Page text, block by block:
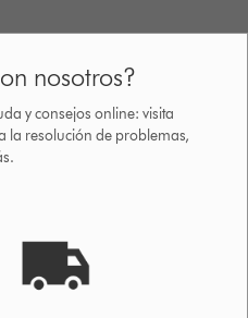
nosotros?
y consejos online: visita
la resolución de problemas,